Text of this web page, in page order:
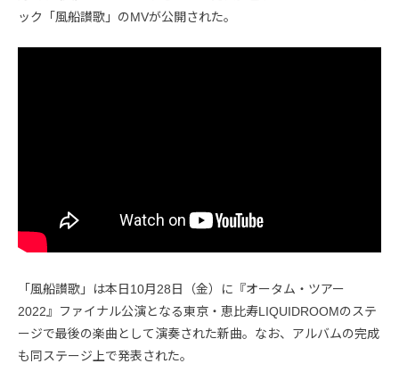
ック「風船讃歌」のMVが公開された。
「風船讃歌」は本日10月28日（金）に『オータム・ツアー
2022』ファイナル公演となる東京・恵比寿LIQUIDROOMのステ
ージで最後の楽曲として演奏された新曲。なお、アルバムの完成
も同ステージ上で発表された。